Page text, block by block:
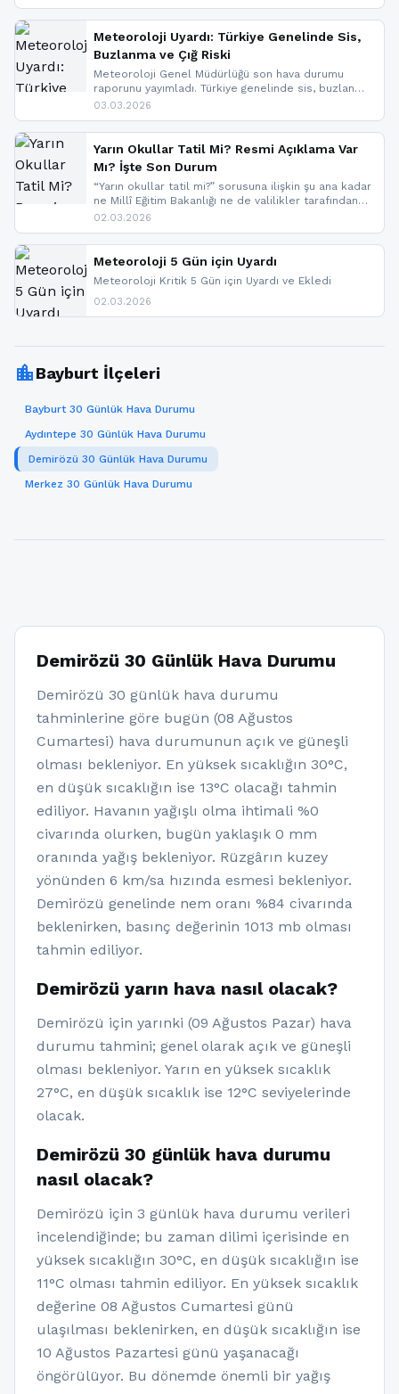
Meteoroloji Uyardı: Türkiye Genelinde Sis,
Buzlanma ve Çığ Riski
Meteoroloji Genel Müdürlüğü son hava durumu
raporunu yayımladı. Türkiye genelinde sis, buzlanma
ve don beklenirken Doğu Anadolu ve Doğu
yapıldı. İşte son dakika meteoroloji gelişmeleri.
03.03.2026
Yarın Okullar Tatil Mi? Resmi Açıklama Var
Mı? İşte Son Durum
“Yarın okullar tatil mi?” sorusuna ilişkin şu ana kadar
ne Millî Eğitim Bakanlığı ne de valilikler tarafından
yapılmış resmi bir tatil açıklaması bulunmamaktadır.
paylaşacağız. En hızlı şekilde haberdar olmak için
sitemizi takip edebilir ve bildirimleri açabilirsiniz.
02.03.2026
Meteoroloji 5 Gün için Uyardı
Meteoroloji Kritik 5 Gün için Uyardı ve Ekledi
02.03.2026
location_cityBayburt İlçeleri
Bayburt 30 Günlük Hava Durumu
Aydıntepe 30 Günlük Hava Durumu
Demirözü 30 Günlük Hava Durumu
Merkez 30 Günlük Hava Durumu
Demirözü 30 Günlük Hava Durumu
Demirözü 30 günlük hava durumu
tahminlerine göre bugün (08 Ağustos
Cumartesi) hava durumunun açık ve güneşli
olması bekleniyor. En yüksek sıcaklığın 30°C,
en düşük sıcaklığın ise 13°C olacağı tahmin
ediliyor. Havanın yağışlı olma ihtimali %0
civarında olurken, bugün yaklaşık 0 mm
oranında yağış bekleniyor. Rüzgârın kuzey
yönünden 6 km/sa hızında esmesi bekleniyor.
Demirözü genelinde nem oranı %84 civarında
beklenirken, basınç değerinin 1013 mb olması
tahmin ediliyor.
Demirözü yarın hava nasıl olacak?
Demirözü için yarınki (09 Ağustos Pazar) hava
durumu tahmini; genel olarak açık ve güneşli
olması bekleniyor. Yarın en yüksek sıcaklık
27°C, en düşük sıcaklık ise 12°C seviyelerinde
olacak.
Demirözü 30 günlük hava durumu
nasıl olacak?
Demirözü için 3 günlük hava durumu verileri
incelendiğinde; bu zaman dilimi içerisinde en
yüksek sıcaklığın 30°C, en düşük sıcaklığın ise
11°C olması tahmin ediliyor. En yüksek sıcaklık
değerine 08 Ağustos Cumartesi günü
ulaşılması beklenirken, en düşük sıcaklığın ise
10 Ağustos Pazartesi günü yaşanacağı
öngörülüyor. Bu dönemde önemli bir yağış